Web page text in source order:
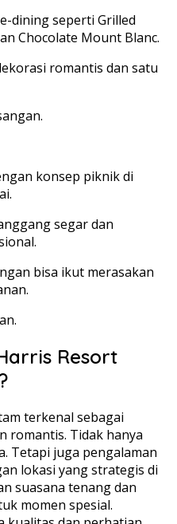
dining seperti Grilled
Chocolate Mount Blanc.
romantis dan satu
konsep piknik di
segar dan
bisa ikut merasakan
Resort
terkenal sebagai
romantis. Tidak hanya
Tetapi juga pengalaman
lokasi yang strategis di
suasana tenang dan
momen spesial.